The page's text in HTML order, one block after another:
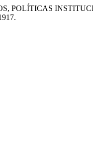
POLÍTICAS